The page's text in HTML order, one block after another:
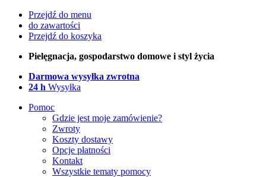
Przejdź do menu
do zawartości
Przejdź do koszyka
Pielęgnacja, gospodarstwo domowe i styl życia
Darmowa wysyłka zwrotna
24 h Wysyłka
Pomoc
Gdzie jest moje zamówienie?
Zwroty
Koszty dostawy
Opcje płatności
Kontakt
Wszystkie tematy pomocy